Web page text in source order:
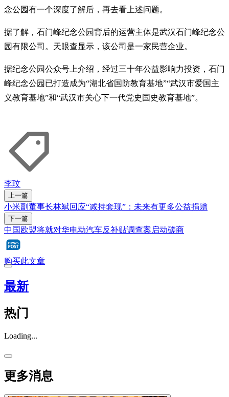
念公园有一个深度了解后，再去看上述问题。
据了解，石门峰纪念公园背后的运营主体是武汉石门峰纪念公
园有限公司。天眼查显示，该公司是一家民营企业。
据纪念公园公众号上介绍，经过三十年公益影响力投资，石门
峰纪念公园已打造成为“湖北省国防教育基地”“武汉市爱国主
义教育基地”和“武汉市关心下一代党史国史教育基地”。
李玟
上一篇
小米副董事长林斌回应“减持套现”：未来有更多公益捐赠
下一篇
中国欧盟将就对华电动汽车反补贴调查案启动磋商
购买此文章
最新
热门
Loading...
更多消息